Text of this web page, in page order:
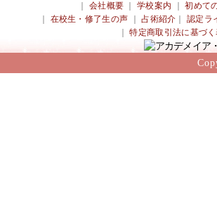
会社概要 ｜学校案内 ｜初めて
在校生・修了生の声 ｜占術紹介 ｜認定ラ
｜特定商取引法に基づ